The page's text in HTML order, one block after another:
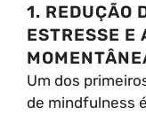
1. REDUÇÃO
ESTRESSE E
Um dos
de mindfulness